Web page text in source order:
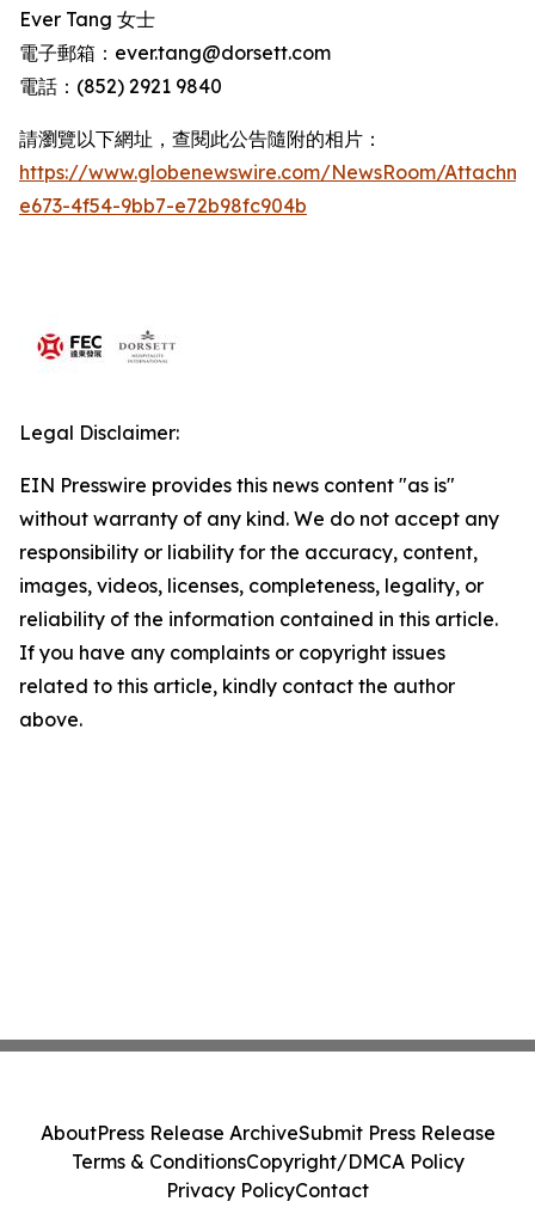
Ever Tang 女士
電子郵箱：ever.tang@dorsett.com
電話：(852) 2921 9840
請瀏覽以下網址，查閱此公告隨附的相片：
https://www.globenewswire.com/NewsRoom/
e673-4f54-9bb7-e72b98fc904b
Legal Disclaimer:
EIN Presswire provides this news content "as is"
without warranty of any kind. We do not accept any
responsibility or liability for the accuracy, content,
images, videos, licenses, completeness, legality, or
reliability of the information contained in this article.
If you have any complaints or copyright issues
related to this article, kindly contact the author
above.
AboutPress Release ArchiveSubmit Press Release
Terms & ConditionsCopyright/DMCA Policy
Privacy PolicyContact